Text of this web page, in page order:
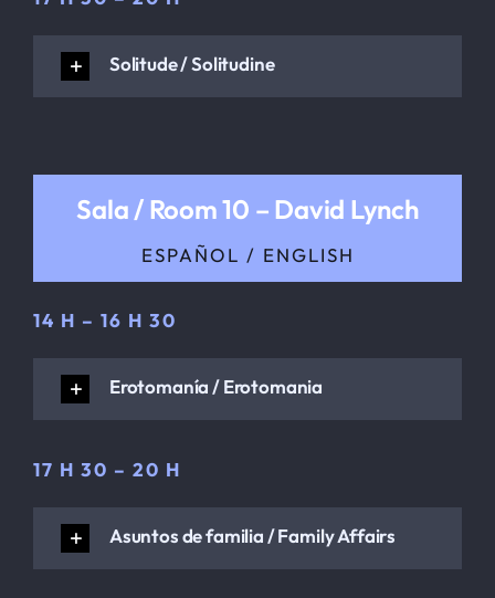
Solitude / Solitudine
Sala / Room 10 – David Lynch
ESPAÑOL / ENGLISH
14 H – 16 H 30
Erotomanía / Erotomania
17 H 30 – 20 H
Asuntos de familia / Family Affairs